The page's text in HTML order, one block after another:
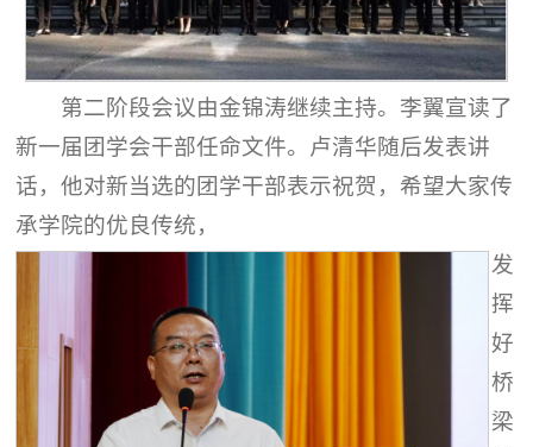
第二阶段会议由金锦涛继续主持。李翼宣读了
新一届团学会干部任命文件。卢清华随后发表讲
话，他对新当选的团学干部表示祝贺，希望大家传
承学院的优良传统，
发
挥
好
桥
梁